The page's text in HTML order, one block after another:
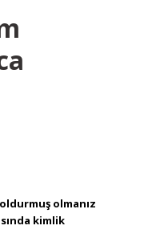
olmanız
kimlik